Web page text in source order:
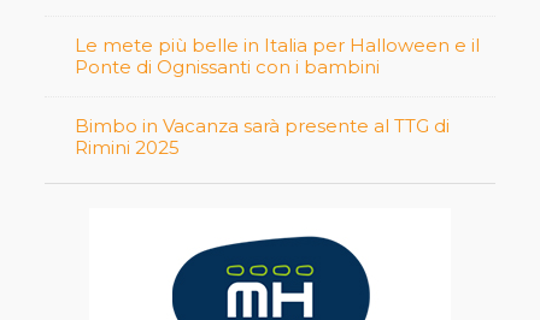
Le mete più belle in Italia per Halloween e il
Ponte di Ognissanti con i bambini
Bimbo in Vacanza sarà presente al TTG di
Rimini 2025